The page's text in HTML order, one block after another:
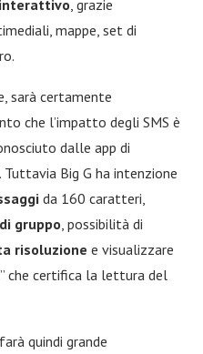
, grazie
mappe, set di
sarà certamente
che l’impatto degli SMS è
dalle app di
Big G ha intenzione
da 160 caratteri,
gruppo, possibilità di
risoluzione e visualizzare
” che certifica la lettura del
quindi grande